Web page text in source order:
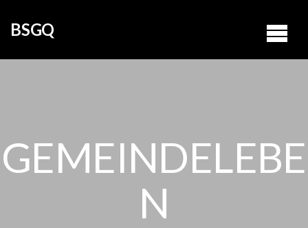
BSGQ
GEMEINDELEBE
N